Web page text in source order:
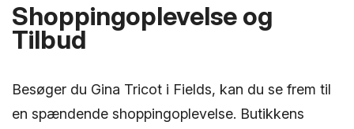
Shoppingoplevelse og
Tilbud
Besøger du Gina Tricot i Fields, kan du se frem til
en spændende shoppingoplevelse. Butikkens